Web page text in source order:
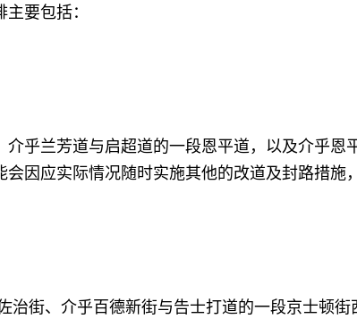
要包括：
兰芳道与启超道的一段恩平道，以及介乎恩
因应实际情况随时实施其他的改道及封路措施
治街、介乎百德新街与告士打道的一段京士顿